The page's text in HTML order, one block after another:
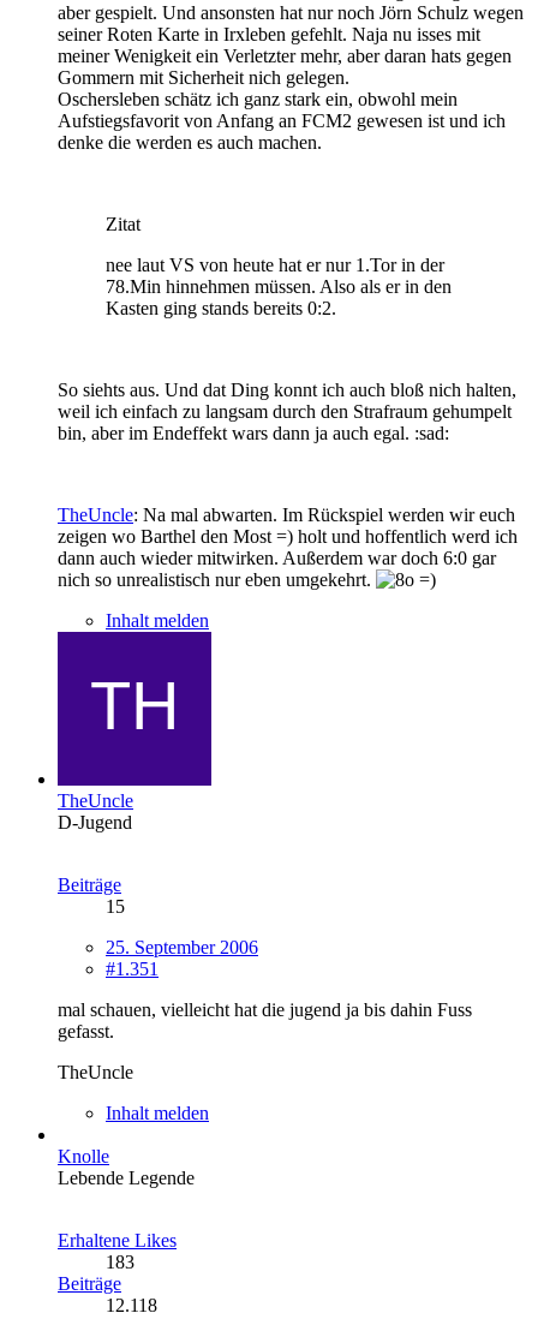
aber gespielt. Und ansonsten hat nur noch Jörn Schulz wegen
seiner Roten Karte in Irxleben gefehlt. Naja nu isses mit
meiner Wenigkeit ein Verletzter mehr, aber daran hats gegen
Gommern mit Sicherheit nich gelegen.
Oschersleben schätz ich ganz stark ein, obwohl mein
Aufstiegsfavorit von Anfang an FCM2 gewesen ist und ich
denke die werden es auch machen.
Zitat
nee laut VS von heute hat er nur 1.Tor in der
78.Min hinnehmen müssen. Also als er in den
Kasten ging stands bereits 0:2.
So siehts aus. Und dat Ding konnt ich auch bloß nich halten,
weil ich einfach zu langsam durch den Strafraum gehumpelt
bin, aber im Endeffekt wars dann ja auch egal. :sad:
TheUncle: Na mal abwarten. Im Rückspiel werden wir euch
zeigen wo Barthel den Most =) holt und hoffentlich werd ich
dann auch wieder mitwirken. Außerdem war doch 6:0 gar
nich so unrealistisch nur eben umgekehrt.
=)
Inhalt melden
TheUncle
D-Jugend
Beiträge
15
25. September 2006
#1.351
mal schauen, vielleicht hat die jugend ja bis dahin Fuss
gefasst.
TheUncle
Inhalt melden
Knolle
Lebende Legende
Erhaltene Likes
183
Beiträge
12.118